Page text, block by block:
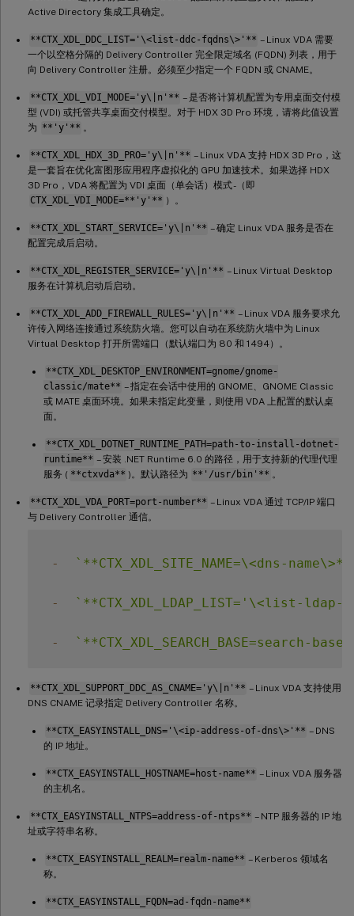
Active Directory 集成工具确定。
**CTX_XDL_DDC_LIST='\<list-ddc-fqdns\>'** – Linux VDA 需要
一个以空格分隔的 Delivery Controller 完全限定域名 (FQDN) 列表，用于
向 Delivery Controller 注册。必须至少指定一个 FQDN 或 CNAME。
**CTX_XDL_VDI_MODE='y\|n'** – 是否将计算机配置为专用桌面交付模
型 (VDI) 或托管共享桌面交付模型。对于 HDX 3D Pro 环境，请将此值设置
为 **'y'** 。
**CTX_XDL_HDX_3D_PRO='y\|n'** – Linux VDA 支持 HDX 3D Pro，这
是一套旨在优化富图形应用程序虚拟化的 GPU 加速技术。如果选择 HDX
3D Pro，VDA 将配置为 VDI 桌面（单会话）模式 -（即
CTX_XDL_VDI_MODE=**'y'** ）。
**CTX_XDL_START_SERVICE='y\|n'** – 确定 Linux VDA 服务是否在
配置完成后启动。
**CTX_XDL_REGISTER_SERVICE='y\|n'** – Linux Virtual Desktop
服务在计算机启动后启动。
**CTX_XDL_ADD_FIREWALL_RULES='y\|n'** – Linux VDA 服务要求允
许传入网络连接通过系统防火墙。您可以自动在系统防火墙中为 Linux
Virtual Desktop 打开所需端口（默认端口为 80 和 1494）。
**CTX_XDL_DESKTOP_ENVIRONMENT=gnome/gnome-
classic/mate** – 指定在会话中使用的 GNOME、GNOME Classic
或 MATE 桌面环境。如果未指定此变量，则使用 VDA 上配置的默认桌
面。
**CTX_XDL_DOTNET_RUNTIME_PATH=path-to-install-dotnet-
runtime** – 安装 .NET Runtime 6.0 的路径，用于支持新的代理代理
服务 ( **ctxvda** )。默认路径为 **'/usr/bin'** 。
**CTX_XDL_VDA_PORT=port-number** – Linux VDA 通过 TCP/IP 端口
与 Delivery Controller 通信。
- ` **CTX_XDL_SITE_NAME=\<dns-name\>**
- ` **CTX_XDL_LDAP_LIST='\<list-
- ` **CTX_XDL_SEARCH_BASE=search-
**CTX_XDL_SUPPORT_DDC_AS_CNAME='y\|n'** – Linux VDA 支持使用
DNS CNAME 记录指定 Delivery Controller 名称。
**CTX_EASYINSTALL_DNS='\<ip-address-of-dns\>'** – DNS
的 IP 地址。
**CTX_EASYINSTALL_HOSTNAME=host-name** – Linux VDA 服务器
的主机名。
**CTX_EASYINSTALL_NTPS=address-of-ntps** – NTP 服务器的 IP 地
址或字符串名称。
**CTX_EASYINSTALL_REALM=realm-name** – Kerberos 领域名
称。
**CTX_EASYINSTALL_FQDN=ad-fqdn-name**